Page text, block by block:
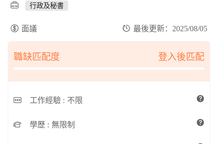
行政及秘書
面議 最後更新：2025/08/05
職缺匹配度 登入後匹配
工作經驗 : 不限
學歷 : 無限制